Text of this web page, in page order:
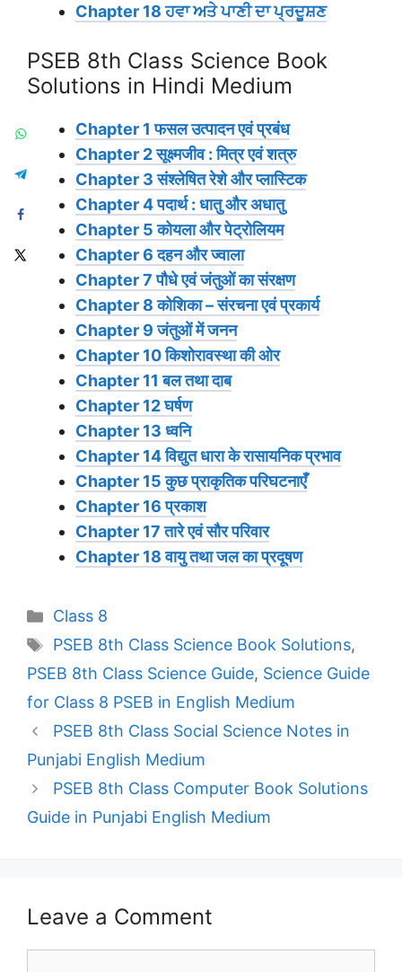
Chapter 18 ਹਵਾ ਅਤੇ ਪਾਣੀ ਦਾ ਪ੍ਰਦੂਸ਼ਣ
PSEB 8th Class Science Book
Solutions in Hindi Medium
Chapter 1 फसल उत्पादन एवं प्रबंध
Chapter 2 सूक्ष्मजीव : मित्र एवं शत्रु
Chapter 3 संश्लेषित रेशे और प्लास्टिक
Chapter 4 पदार्थ : धातु और अधातु
Chapter 5 कोयला और पेट्रोलियम
Chapter 6 दहन और ज्वाला
Chapter 7 पौधे एवं जंतुओं का संरक्षण
Chapter 8 कोशिका – संरचना एवं प्रकार्य
Chapter 9 जंतुओं में जनन
Chapter 10 किशोरावस्था की ओर
Chapter 11 बल तथा दाब
Chapter 12 घर्षण
Chapter 13 ध्वनि
Chapter 14 विद्युत धारा के रासायनिक प्रभाव
Chapter 15 कुछ प्राकृतिक परिघटनाएँ
Chapter 16 प्रकाश
Chapter 17 तारे एवं सौर परिवार
Chapter 18 वायु तथा जल का प्रदूषण
Categories
Class 8
Tags
PSEB 8th Class Science Book Solutions,
PSEB 8th Class Science Guide, Science Guide
for Class 8 PSEB in English Medium
PSEB 8th Class Social Science Notes in
Punjabi English Medium
PSEB 8th Class Computer Book Solutions
Guide in Punjabi English Medium
Leave a Comment